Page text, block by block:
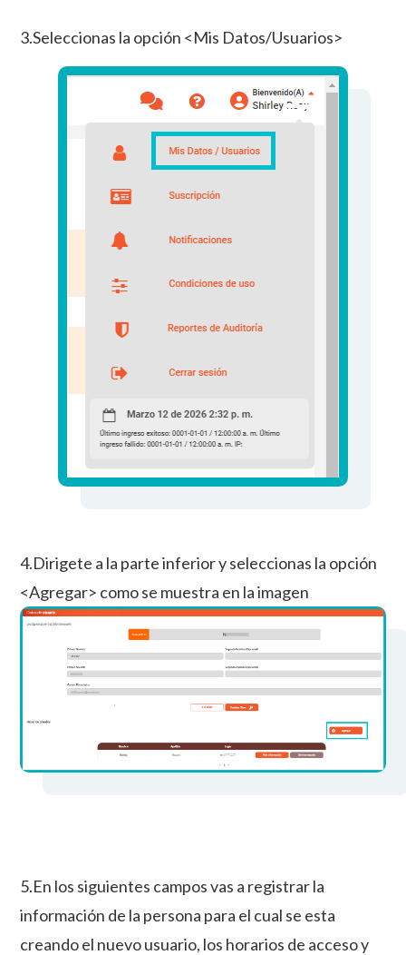
3.Seleccionas la opción <Mis Datos/Usuarios>
4.Dirigete a la parte inferior y seleccionas la opción
<Agregar> como se muestra en la imagen
5.En los siguientes campos vas a registrar la
información de la persona para el cual se esta
creando el nuevo usuario, los horarios de acceso y